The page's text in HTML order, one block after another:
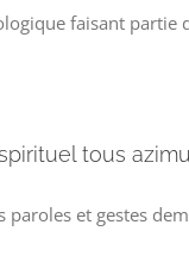
faisant
tous
paroles et gestes